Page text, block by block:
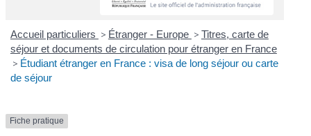
Accueil particuliers > Étranger - Europe > Titres, carte de
séjour et documents de circulation pour étranger en France
> Étudiant étranger en France : visa de long séjour ou carte
de séjour
Fiche pratique